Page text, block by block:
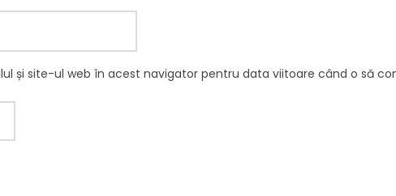
și site-ul web în acest navigator pentru data viitoare când o să